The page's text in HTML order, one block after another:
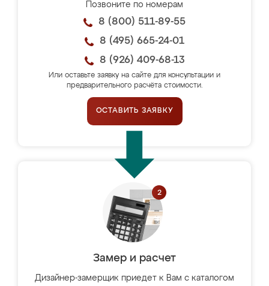
Позвоните по номерам
8 (800) 511-89-55
8 (495) 665-24-01
8 (926) 409-68-13
Или оставьте заявку на сайте для консультации и
предварительного расчёта стоимости.
ОСТАВИТЬ ЗАЯВКУ
Замер и расчет
Дизайнер-замерщик приедет к Вам с каталогом